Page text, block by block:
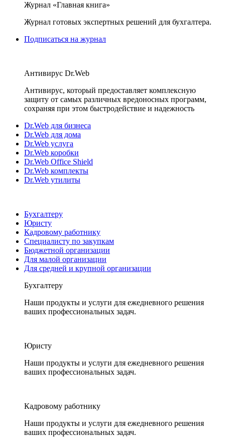
Журнал «Главная книга»
Журнал готовых экспертных решений для бухгалтера.
Подписаться на журнал
Антивирус Dr.Web
Антивирус, который предоставляет комплексную
защиту от самых различных вредоносных программ,
сохраняя при этом быстродействие и надежность
Dr.Web для бизнеса
Dr.Web для дома
Dr.Web услуга
Dr.Web коробки
Dr.Web Office Shield
Dr.Web комплекты
Dr.Web утилиты
Бухгалтеру
Юристу
Кадровому работнику
Специалисту по закупкам
Бюджетной организации
Для малой организации
Для средней и крупной организации
Бухгалтеру
Наши продукты и услуги для ежедневного решения
ваших профессиональных задач.
Юристу
Наши продукты и услуги для ежедневного решения
ваших профессиональных задач.
Кадровому работнику
Наши продукты и услуги для ежедневного решения
ваших профессиональных задач.